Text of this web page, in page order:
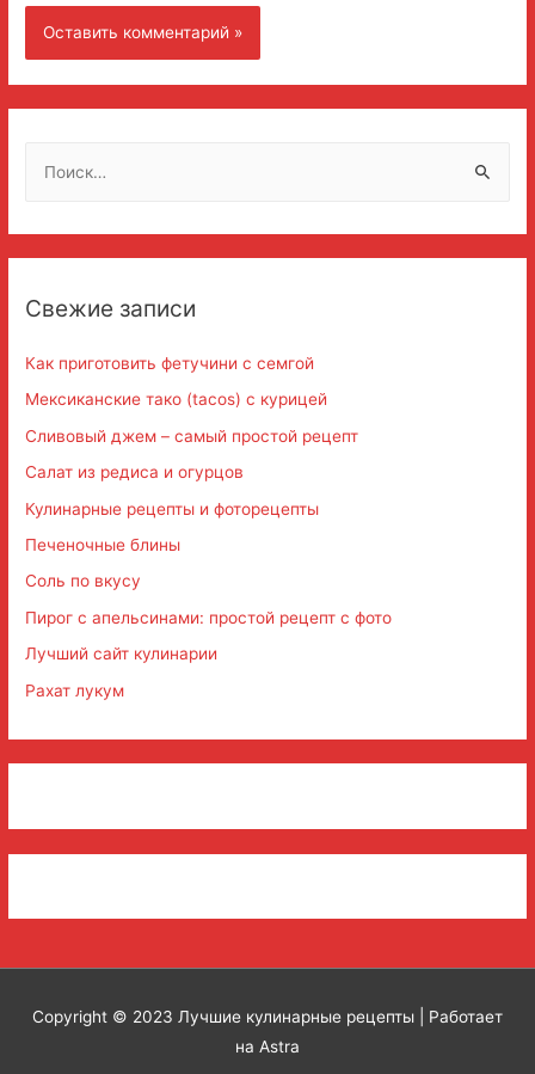
:Свежие записи
Как приготовить фетучини с семгой
Мексиканские тако (tacos) с курицей
Сливовый джем – самый простой рецепт
Салат из редиса и огурцов
Кулинарные рецепты и фоторецепты
Печеночные блины
Соль по вкусу
Пирог с апельсинами: простой рецепт с фото
Лучший сайт кулинарии
Рахат лукум
Copyright © 2023 Лучшие кулинарные рецепты | Работает
на Astra